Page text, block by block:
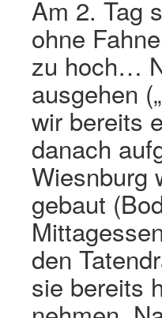
Am 2. Tag
ohne
zu hoch…
ausgehen
wir bereits
danach
Wiesnburg
gebaut
den
sie bereits